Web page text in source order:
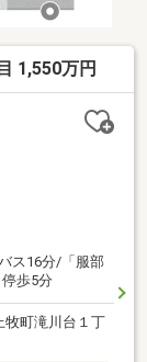
1,550万円
ス16分/「服部
停歩5分
牧町滝川台１丁